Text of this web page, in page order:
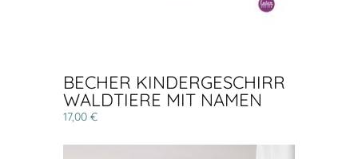
BECHER KINDERGESCHIRR
WALDTIERE MIT NAMEN
17,00 €